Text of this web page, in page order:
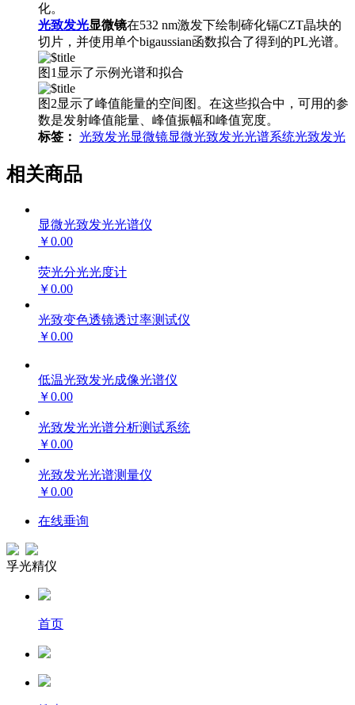
化。
光致发光显微镜在532 nm激发下绘制碲化镉CZT晶块的
切片，并使用单个bigaussian函数拟合了得到的PL光谱。
图1显示了示例光谱和拟合
图2显示了峰值能量的空间图。在这些拟合中，可用的参
数是发射峰值能量、峰值振幅和峰值宽度。
标签： 光致发光显微镜显微光致发光光谱系统光致发光
相关商品
显微光致发光光谱仪
￥0.00
荧光分光光度计
￥0.00
光致变色透镜透过率测试仪
￥0.00
低温光致发光成像光谱仪
￥0.00
光致发光光谱分析测试系统
￥0.00
光致发光光谱测量仪
￥0.00
在线垂询
孚光精仪
首页